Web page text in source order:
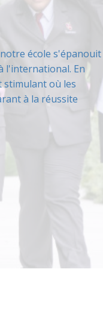
école s'épanouit
l'international. En
stimulant où les
à la réussite